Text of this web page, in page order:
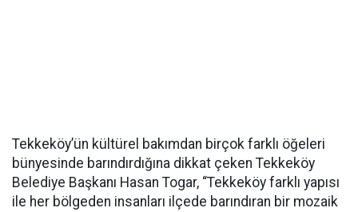
Tekkeköy’ün kültürel bakımdan birçok farklı öğeleri
bünyesinde barındırdığına dikkat çeken Tekkeköy
Belediye Başkanı Hasan Togar, “Tekkeköy farklı yapısı
ile her bölgeden insanları ilçede barındıran bir mozaik